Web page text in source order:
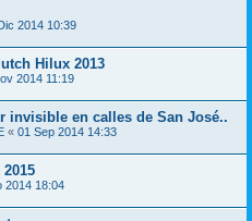
2014 10:39
Hilux 2013
2014 11:19
invisible en calles de San José..
« 01 Sep 2014 14:33
2014 18:04